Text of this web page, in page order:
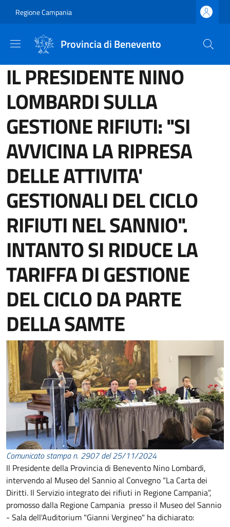
Regione Campania
Provincia di Benevento
IL PRESIDENTE NINO
LOMBARDI SULLA
GESTIONE RIFIUTI: "SI
AVVICINA LA RIPRESA
DELLE ATTIVITA'
GESTIONALI DEL CICLO
RIFIUTI NEL SANNIO".
INTANTO SI RIDUCE LA
TARIFFA DI GESTIONE
DEL CICLO DA PARTE
DELLA SAMTE
Comunicato stampa n. 2907 del 25/11/2024
Il Presidente della Provincia di Benevento Nino Lombardi,
intervendo al Museo del Sannio al Convegno “La Carta dei
Diritti. Il Servizio integrato dei rifiuti in Regione Campania”,
promosso dalla Regione Campania presso il Museo del Sannio
- Sala dell'Auditorium "Gianni Vergineo" ha dichiarato: